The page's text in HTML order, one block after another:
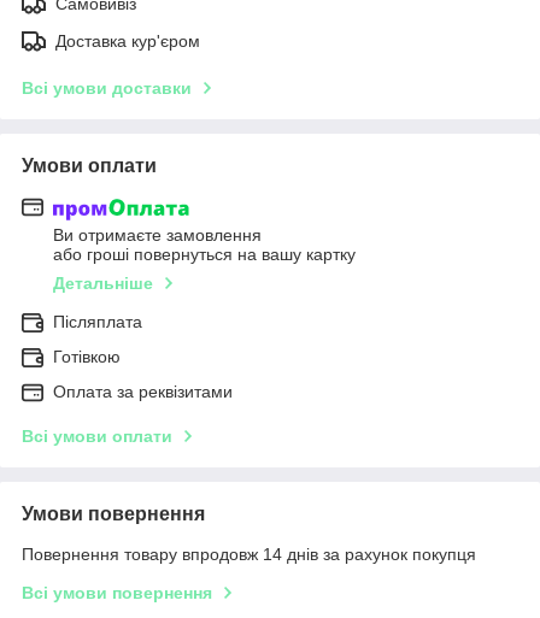
Доставка кур'єром
Всі умови доставки
Умови оплати
Ви отримаєте замовлення
або гроші повернуться на вашу картку
Детальніше
Післяплата
Готівкою
Оплата за реквізитами
Всі умови оплати
Умови повернення
Повернення товару впродовж 14 днів за рахунок покупця
Всі умови повернення